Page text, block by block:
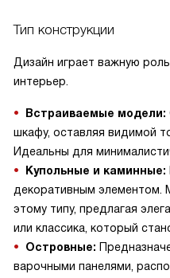
Тип конструкции
Дизайн играет важную
интерьер.
Встраиваемые модели:
шкафу, оставляя видимой
Идеальны для
Купольные и каминные:
декоративным элементом.
этому типу, предлагая
или классика, который
Островные:
варочными панелями,